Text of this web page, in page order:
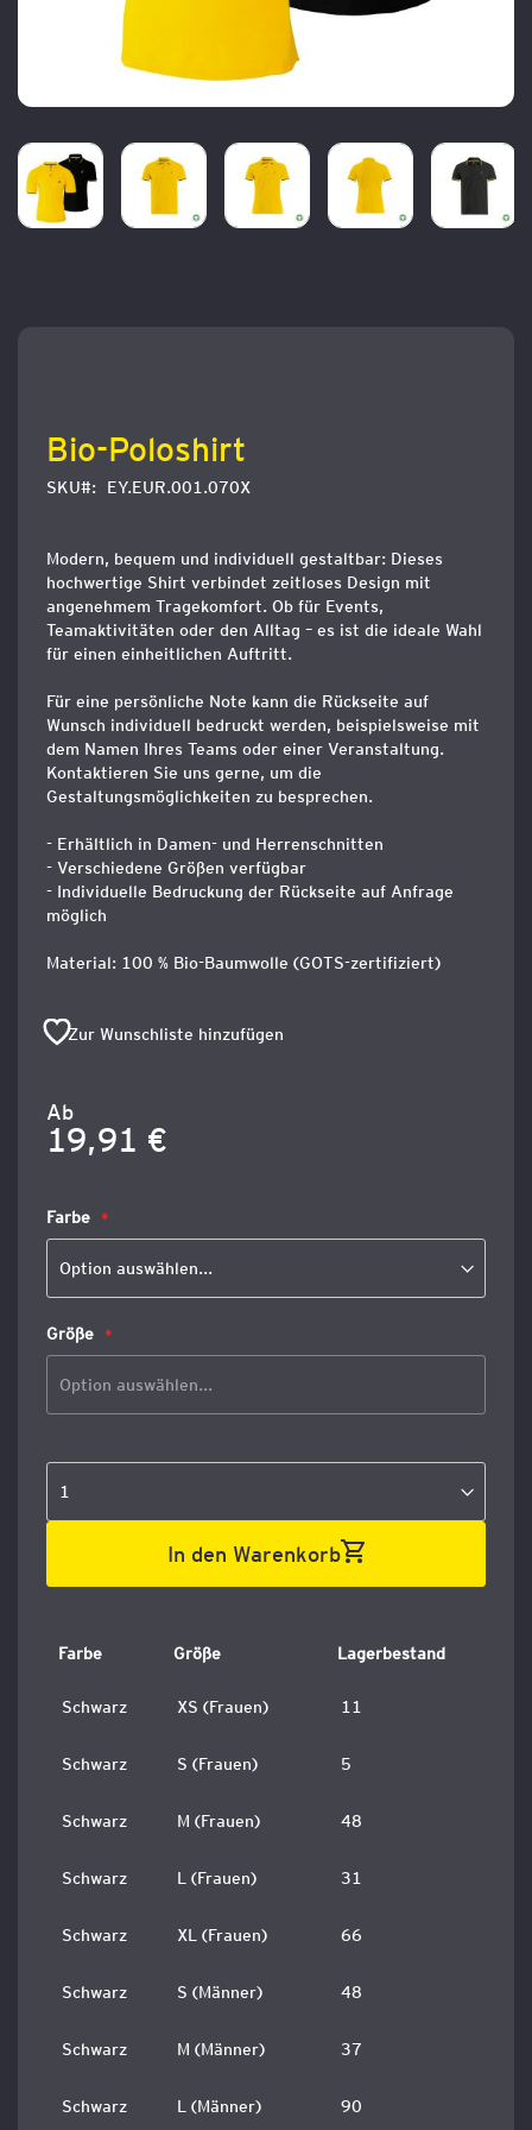
Bio-Poloshirt
SKU EY.EUR.001.070X
Modern, bequem und individuell gestaltbar: Dieses
hochwertige Shirt verbindet zeitloses Design mit
angenehmem Tragekomfort. Ob für Events,
Teamaktivitäten oder den Alltag – es ist die ideale Wahl
für einen einheitlichen Auftritt.
Für eine persönliche Note kann die Rückseite auf
Wunsch individuell bedruckt werden, beispielsweise mit
dem Namen Ihres Teams oder einer Veranstaltung.
Kontaktieren Sie uns gerne, um die
Gestaltungsmöglichkeiten zu besprechen.
- Erhältlich in Damen- und Herrenschnitten
- Verschiedene Größen verfügbar
- Individuelle Bedruckung der Rückseite auf Anfrage
möglich
Material: 100 % Bio-Baumwolle (GOTS-zertifiziert)
Zur Wunschliste hinzufügen
Ab
19,91 €
Farbe
Größe
In den Warenkorb
Farbe Größe Lagerbestand
Schwarz XS (Frauen) 11
Schwarz S (Frauen) 5
Schwarz M (Frauen) 48
Schwarz L (Frauen) 31
Schwarz XL (Frauen) 66
Schwarz S (Männer) 48
Schwarz M (Männer) 37
Schwarz L (Männer) 90